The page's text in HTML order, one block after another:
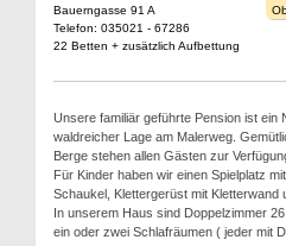
Bauerngasse 91 A
Telefon: 035021 - 67286
22 Betten + zusätzlich Aufbettung
Unsere familiär geführte Pension ist ein
waldreicher Lage am Malerweg.
Berge stehen allen Gästen zur
Für Kinder haben wir einen Spielplatz
Schaukel, Klettergerüst mit Kletterwand
In unserem Haus sind Doppelzimmer
ein oder zwei Schlafräumen ( jeder mit